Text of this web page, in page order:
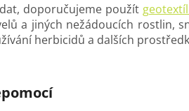
doporučujeme použít
a jiných nežádoucích rostlin,
herbicidů a dalších